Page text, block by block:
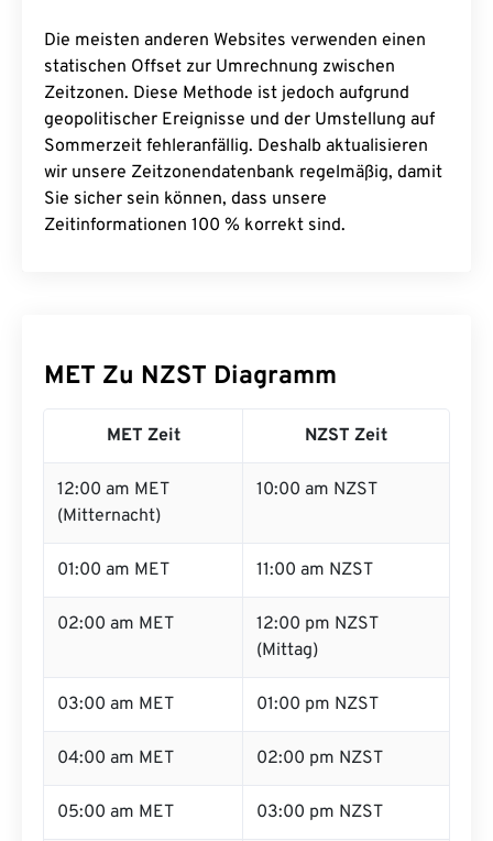
Die meisten anderen Websites verwenden einen
statischen Offset zur Umrechnung zwischen
Zeitzonen. Diese Methode ist jedoch aufgrund
geopolitischer Ereignisse und der Umstellung auf
Sommerzeit fehleranfällig. Deshalb aktualisieren
wir unsere Zeitzonendatenbank regelmäßig, damit
Sie sicher sein können, dass unsere
Zeitinformationen 100 % korrekt sind.
MET Zu NZST Diagramm
MET Zeit NZST Zeit
12:00 am MET
(Mitternacht)
10:00 am NZST
01:00 am MET 11:00 am NZST
02:00 am MET
12:00 pm NZST
(Mittag)
03:00 am MET 01:00 pm NZST
04:00 am MET 02:00 pm NZST
05:00 am MET 03:00 pm NZST